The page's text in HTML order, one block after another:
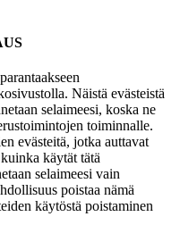
Näistä evästeistä
selaimeesi, koska ne
toiminnalle.
evästeitä, jotka auttavat
käytät tätä
selaimeesi vain
poistaa nämä
käytöstä poistaminen